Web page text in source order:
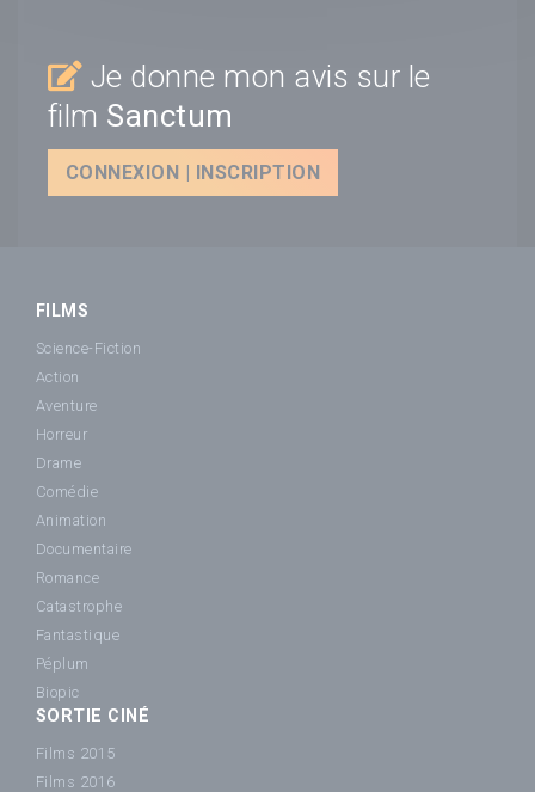
Je donne mon avis sur le
film Sanctum
CONNEXION | INSCRIPTION
FILMS
Science-Fiction
Action
Aventure
Horreur
Drame
Comédie
Animation
Documentaire
Romance
Catastrophe
Fantastique
Péplum
Biopic
SORTIE CINÉ
Films 2015
Films 2016